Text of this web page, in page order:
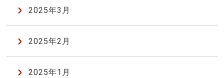
2025年3月
2025年2月
2025年1月